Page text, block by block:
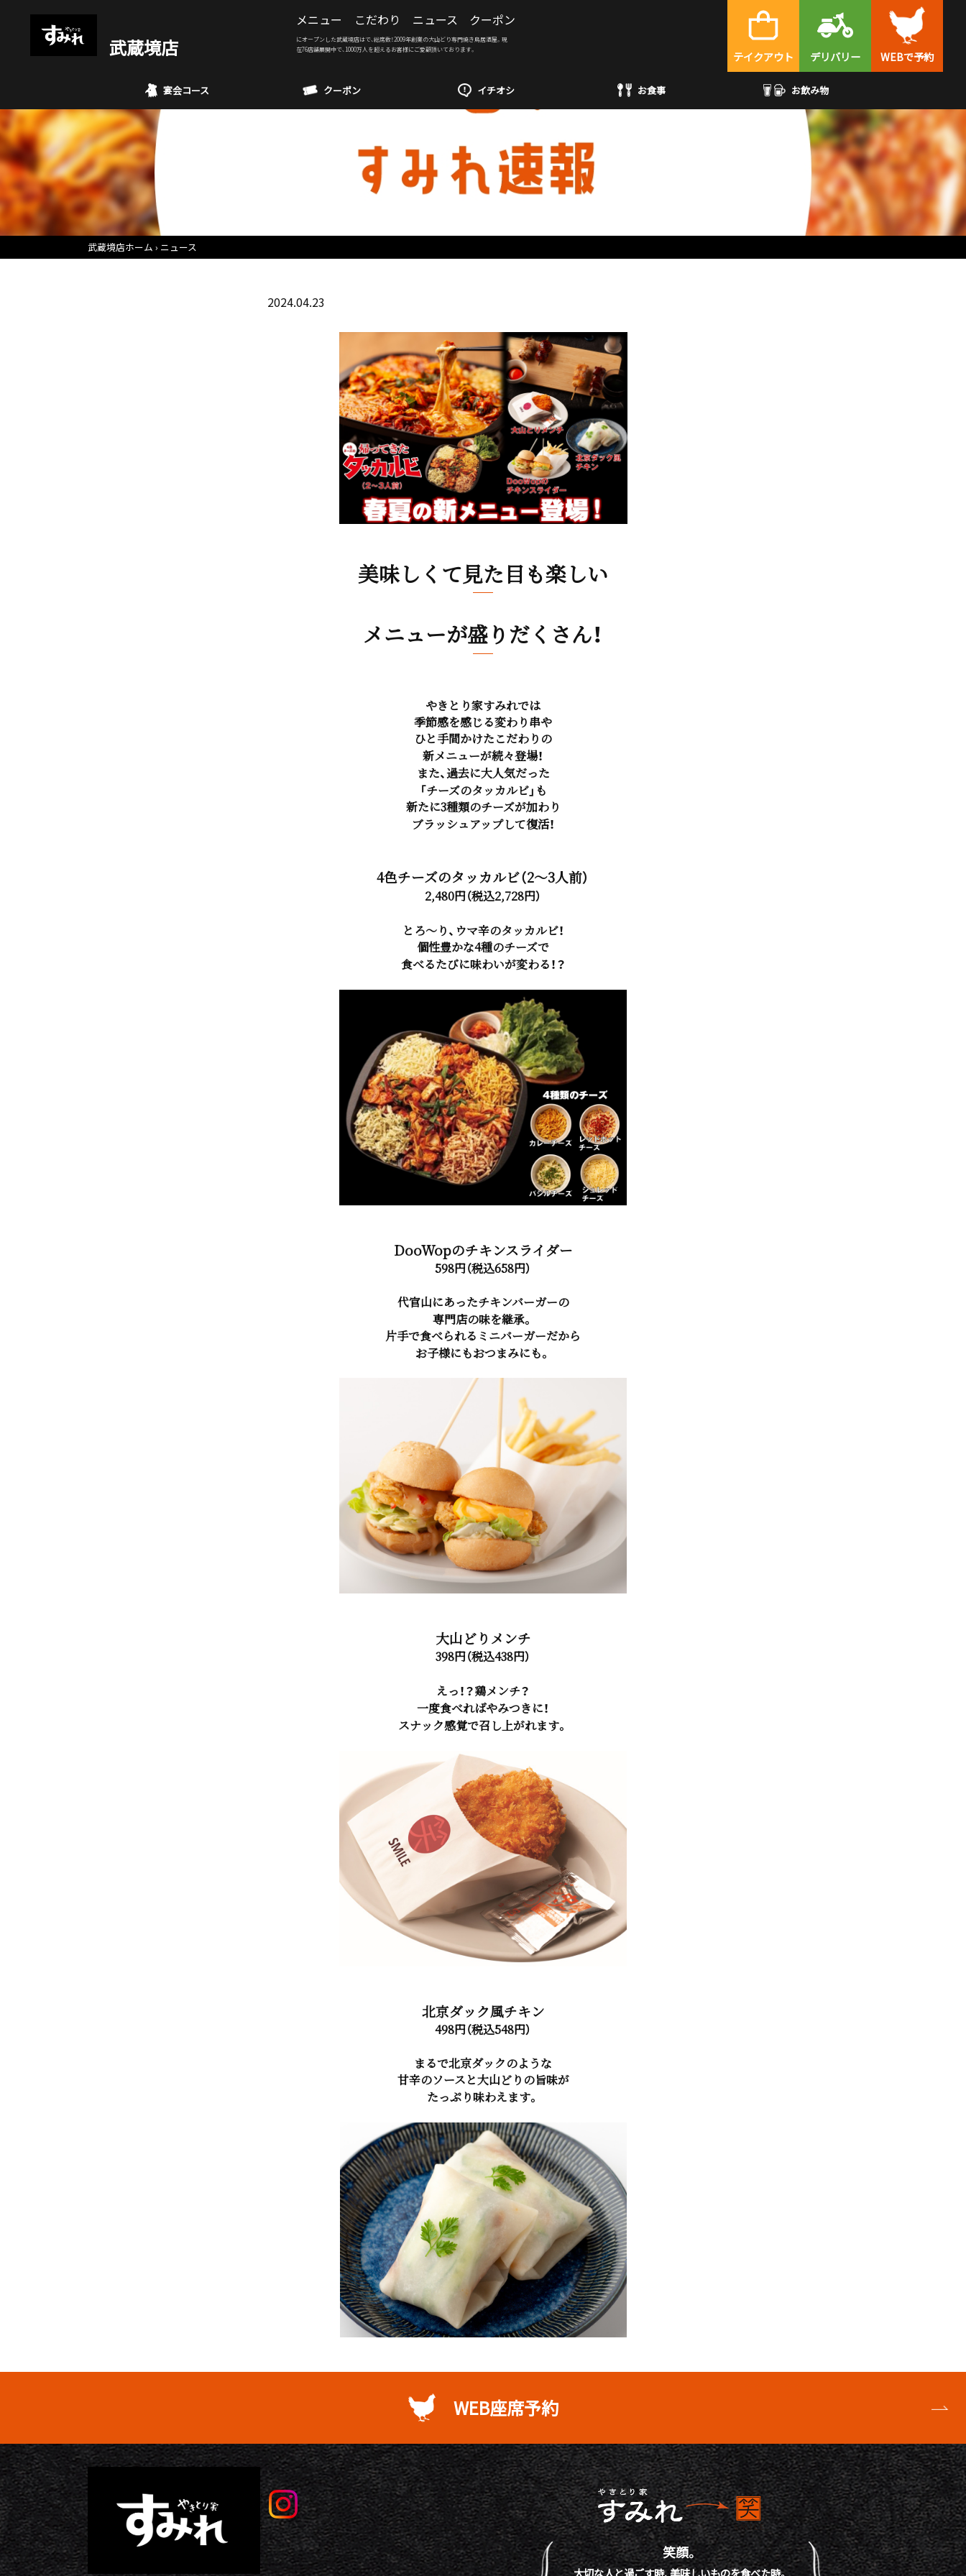
武蔵境店
メニュー こだわり ニュース クーポン
テイクアウト デリバリー WEBで予約
にオープンした武蔵境店はで、総席数！2009年創業の大山どり専門焼き鳥居酒屋。現
在76店舗展開中で、1000万人を超えるお客様にご愛顧頂いております。
宴会コース クーポン イチオシ お食事 お飲み物
武蔵境店ホーム ニュース
2024.04.23
美味しくて見た目も楽しい
メニューが盛りだくさん！
やきとり家すみれでは
季節感を感じる変わり串や
ひと手間かけたこだわりの
新メニューが続々登場！
また、過去に大人気だった
「チーズのタッカルビ」も
新たに3種類のチーズが加わり
ブラッシュアップして復活！
4色チーズのタッカルビ（2～3人前）
2,480円（税込2,728円）
とろ～り、ウマ辛のタッカルビ！
個性豊かな4種のチーズで
食べるたびに味わいが変わる！？
DooWopのチキンスライダー
598円（税込658円）
代官山にあったチキンバーガーの
専門店の味を継承。
片手で食べられるミニバーガーだから
お子様にもおつまみにも。
大山どりメンチ
398円（税込438円）
えっ！？鶏メンチ？
一度食べればやみつきに！
スナック感覚で召し上がれます。
北京ダック風チキン
498円（税込548円）
まるで北京ダックのような
甘辛のソースと大山どりの旨味が
たっぷり味わえます。
WEB座席予約
笑顔。
大切な人と過ごす時、美味しいものを食べた時。